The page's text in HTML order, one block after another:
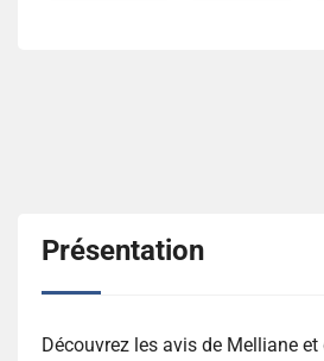
Présentation
Découvrez les avis de Melliane